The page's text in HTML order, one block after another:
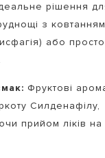
рішення
з
або
Фруктові
Силденафілу,
прийом ліків